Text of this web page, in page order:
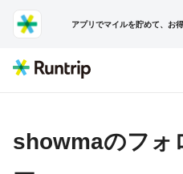
アプリでマイルを貯めて、お
showmaのフォ